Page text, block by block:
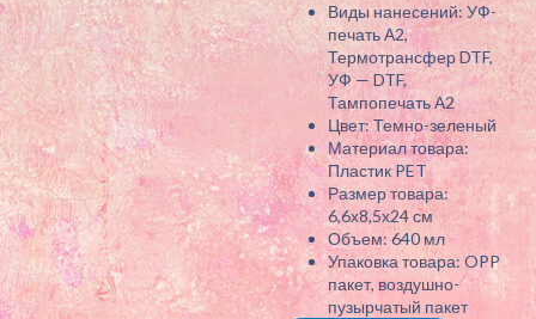
Виды нанесений: УФ-
печать А2,
Термотрансфер DTF,
УФ — DTF,
Тампопечать А2
Цвет: Темно-зеленый
Материал товара:
Пластик PET
Размер товара:
6,6х8,5х24 см
Объем: 640 мл
Упаковка товара: OPP
пакет, воздушно-
пузырчатый пакет